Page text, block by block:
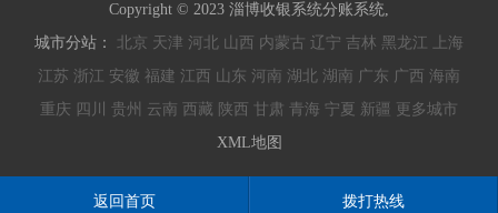
Copyright © 2023 淄博收银系统分账系统,
城市分站： 北京 天津 河北 山西 内蒙古 辽宁 吉林 黑龙江
上海
江苏 浙江 安徽 福建 江西 山东 河南 湖北 湖南 广东 广西 海南
重庆 四川 贵州 云南 西藏 陕西 甘肃 青海 宁夏 新疆 更多城市
XML地图
返回首页 拨打热线